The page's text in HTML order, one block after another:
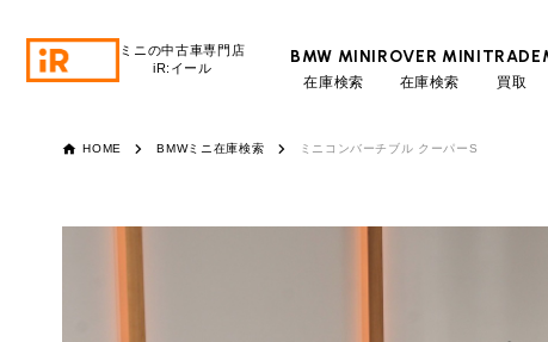
ミニの中古車専門店
iR:イール
BMW MINI
在庫検索
ROVER MINI
在庫検索
TRADE
買取
TRADE
HOME BMWミニ在庫検索 ミニコンバーチブル クーパーS
通常ロ